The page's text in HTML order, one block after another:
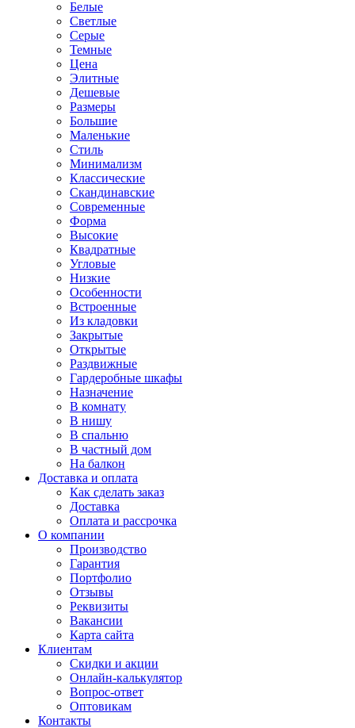
Белые
Светлые
Серые
Темные
Цена
Элитные
Дешевые
Размеры
Большие
Маленькие
Стиль
Минимализм
Классические
Скандинавские
Современные
Форма
Высокие
Квадратные
Угловые
Низкие
Особенности
Встроенные
Из кладовки
Закрытые
Открытые
Раздвижные
Гардеробные шкафы
Назначение
В комнату
В нишу
В спальню
В частный дом
На балкон
Доставка и оплата
Как сделать заказ
Доставка
Оплата и рассрочка
О компании
Производство
Гарантия
Портфолио
Отзывы
Реквизиты
Вакансии
Карта сайта
Клиентам
Скидки и акции
Онлайн-калькулятор
Вопрос-ответ
Оптовикам
Контакты